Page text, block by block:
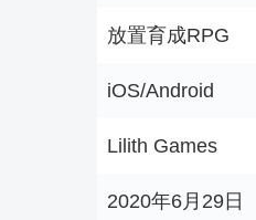
放置育成RPG
iOS/Android
Lilith Games
2020年6月29日